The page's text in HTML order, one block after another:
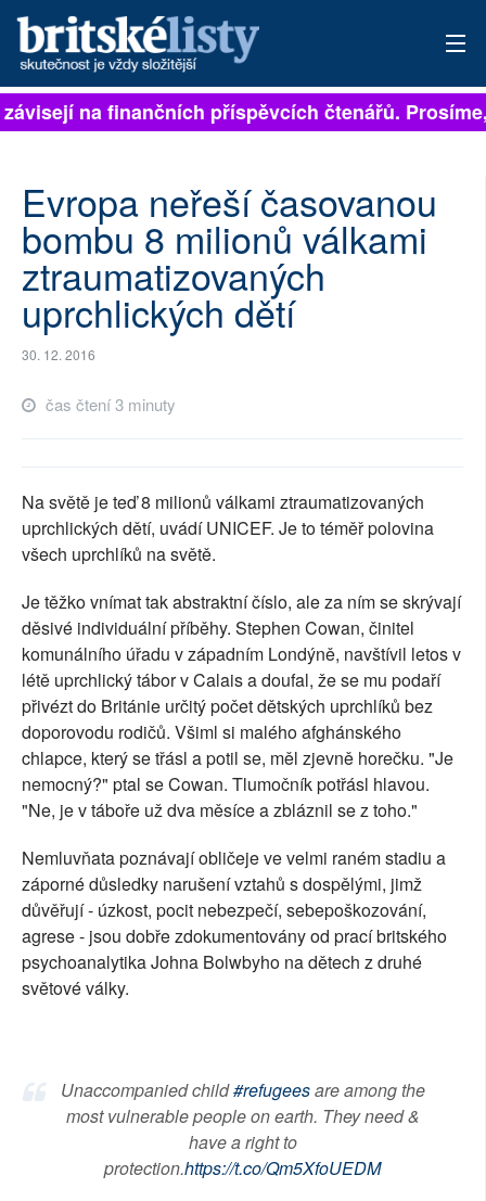
PŘIHLÁSIT
ARCHIV
ROZHOVORY
TÉMATA
NEJČTENĚJŠÍ ZA 7 DNÍ
AUTOŘI
SOCIÁLNÍ SÍTĚ
RUBRIKY
PLNÁ VERZE STRÁNEK
na finančních příspěvcích čtenářů.
Evropa neřeší časovanou
bombu 8 milionů válkami
ztraumatizovaných
uprchlických dětí
30. 12. 2016
čas čtení 3 minuty
Na světě je teď 8 milionů válkami ztraumatizovaných
uprchlických dětí, uvádí UNICEF. Je to téměř polovina
všech uprchlíků na světě.
Je těžko vnímat tak abstraktní číslo, ale za ním se skrývají
děsivé individuální příběhy. Stephen Cowan, činitel
komunálního úřadu v západním Londýně, navštívil letos v
létě uprchlický tábor v Calais a doufal, že se mu podaří
přivézt do Británie určitý počet dětských uprchlíků bez
doporovodu rodičů. Všiml si malého afghánského
chlapce, který se třásl a potil se, měl zjevně horečku. "Je
nemocný?" ptal se Cowan. Tlumočník potřásl hlavou.
"Ne, je v táboře už dva měsíce a zbláznil se z toho."
Nemluvňata poznávají obličeje ve velmi raném stadiu a
záporné důsledky narušení vztahů s dospělými, jimž
důvěřují - úzkost, pocit nebezpečí, sebepoškozování,
agrese - jsou dobře zdokumentovány od prací britského
psychoanalytika Johna Bolwbyho na dětech z druhé
světové války.
Unaccompanied child#refugeesare among the
most vulnerable people on earth. They need &
have a right to
protection.https://t.co/Qm5XfoUEDM